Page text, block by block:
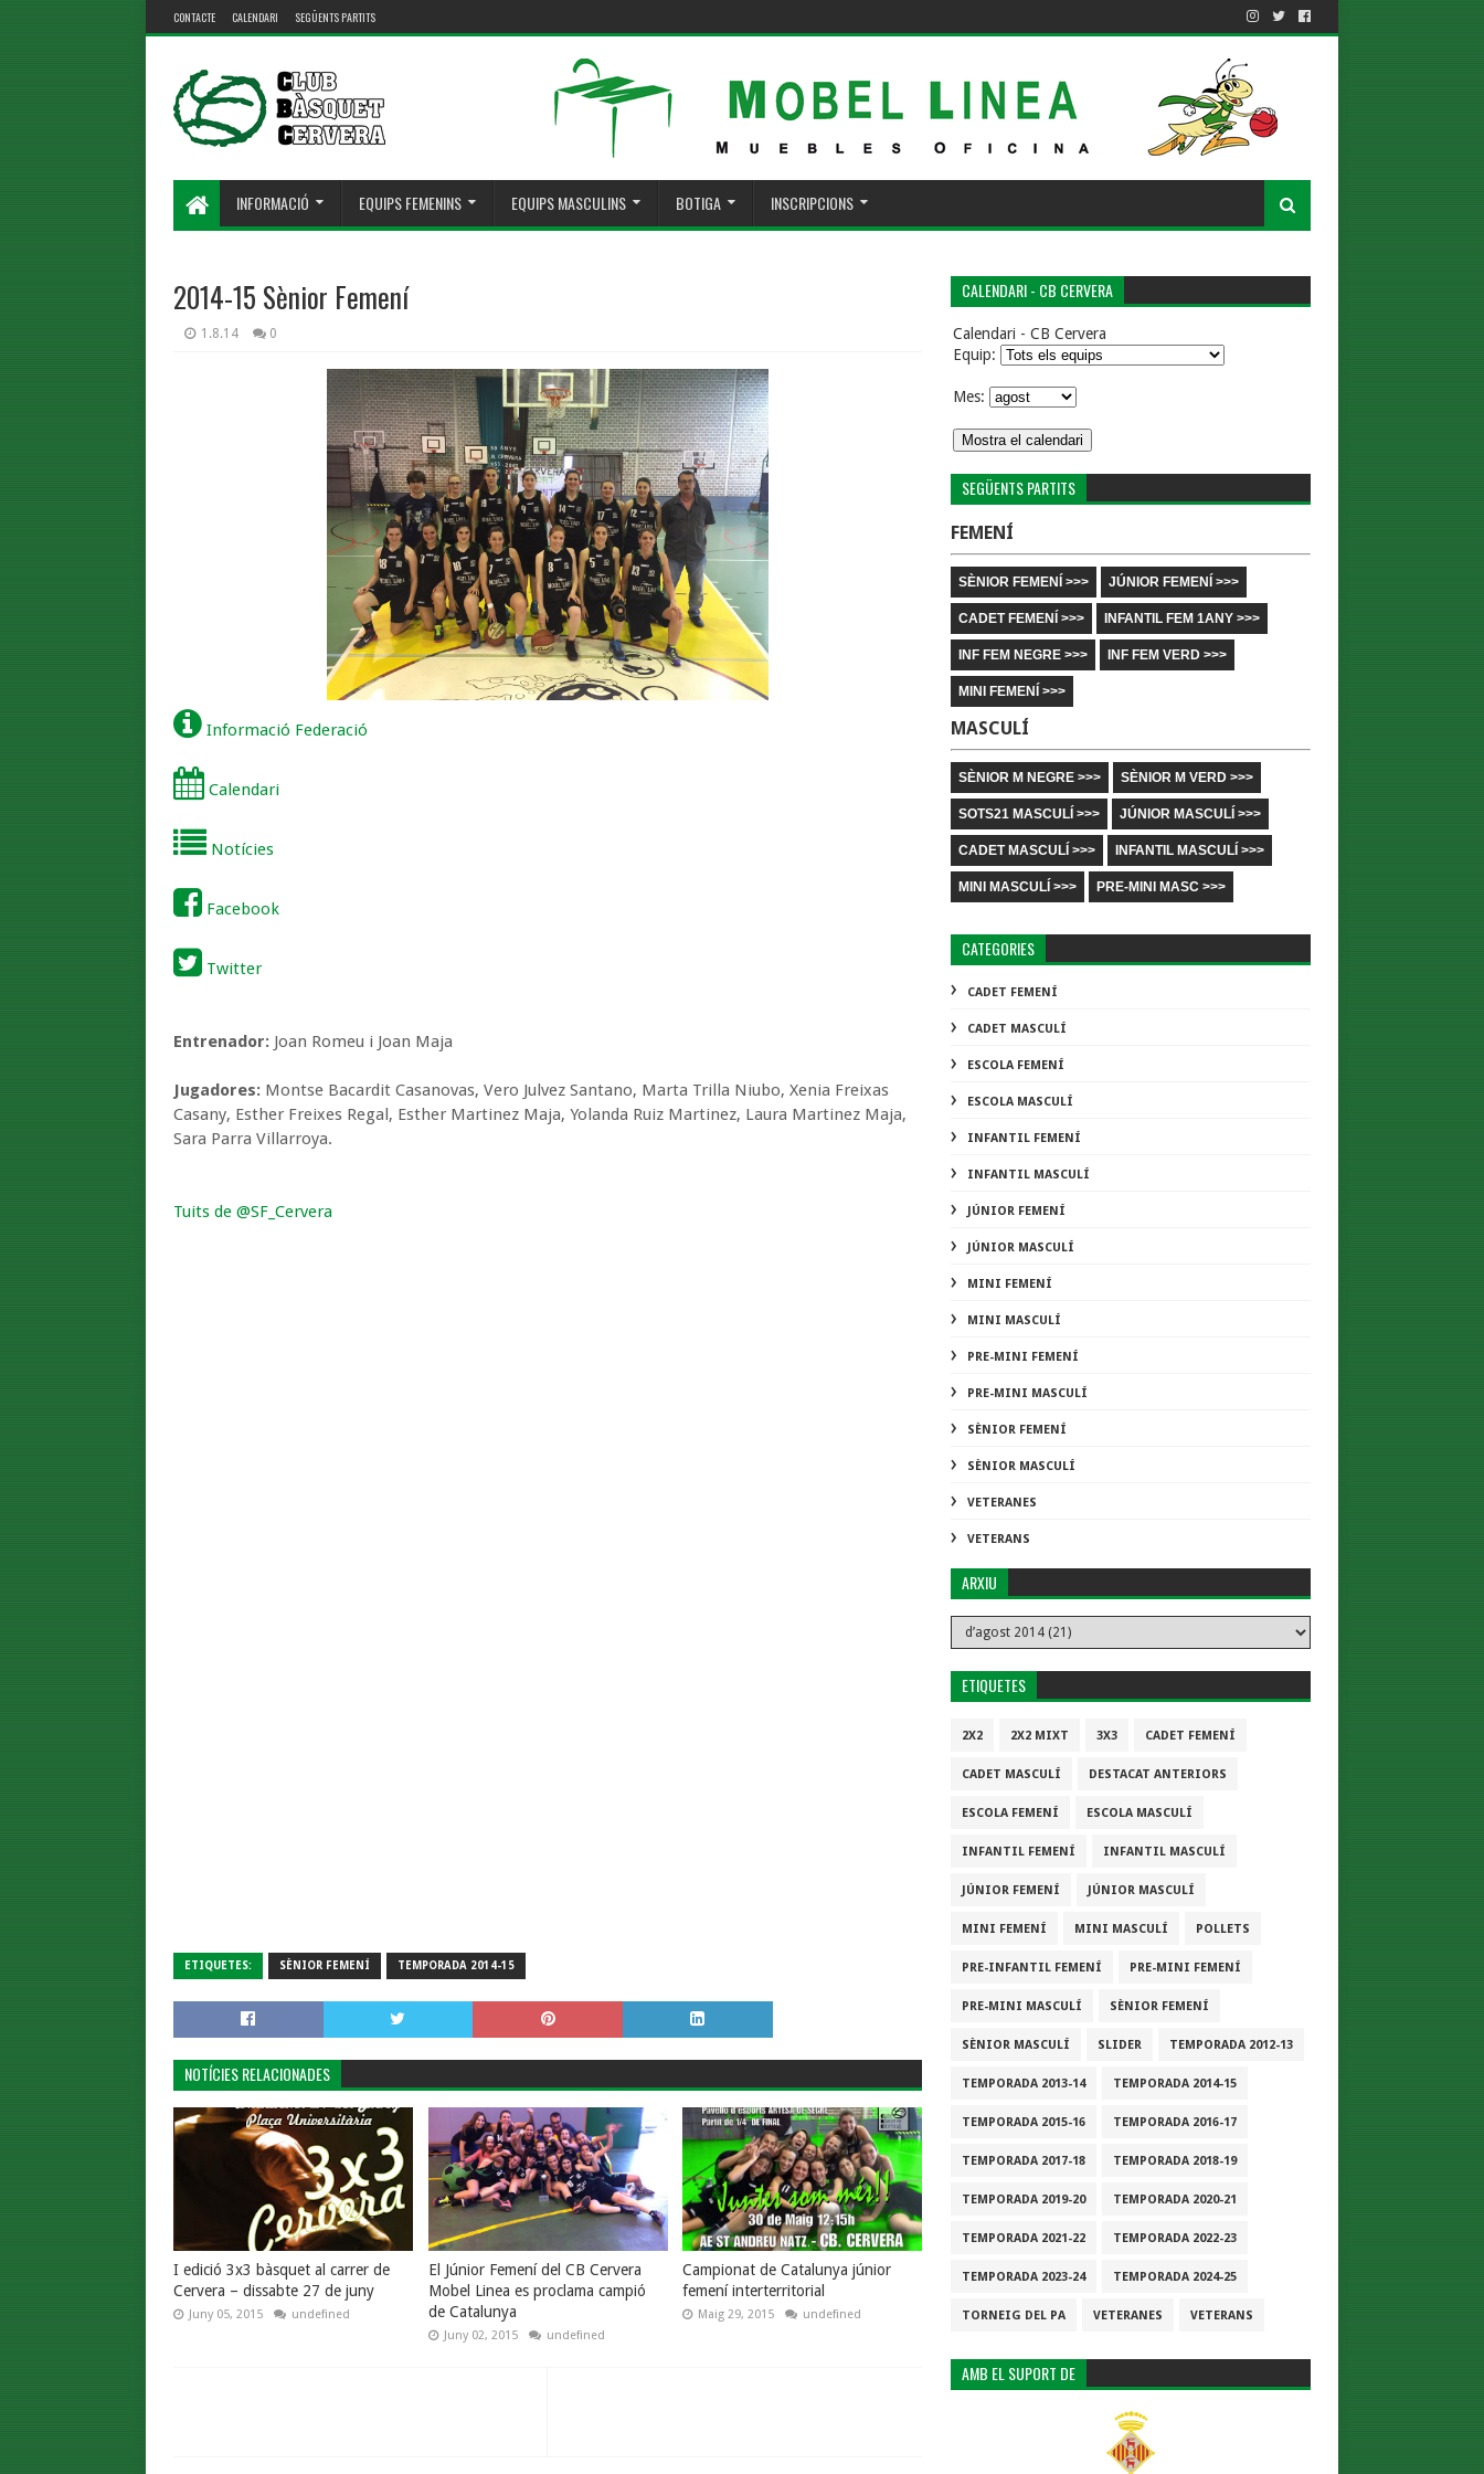
CONTACTE CALENDARI SEGÜENTS PARTITS
INFORMACIÓ EQUIPS FEMENINS EQUIPS MASCULINS BOTIGA INSCRIPCIONS
2014-15 Sènior Femení
1.8.14 0
Informació Federació
Calendari
Notícies
Facebook
Twitter
Entrenador: Joan Romeu i Joan Maja
Jugadores: Montse Bacardit Casanovas, Vero Julvez Santano, Marta Trilla Niubo, Xenia Freixas
Casany, Esther Freixes Regal, Esther Martinez Maja, Yolanda Ruiz Martinez, Laura Martinez Maja,
Sara Parra Villarroya.
Tuits de @SF_Cervera
ETIQUETES: SÈNIOR FEMENÍ TEMPORADA 2014-15
NOTÍCIES RELACIONADES
I edició 3x3 bàsquet al carrer de
Cervera – dissabte 27 de juny
Juny 05, 2015 undefined
El Júnior Femení del CB Cervera
Mobel Linea es proclama campió
de Catalunya
Juny 02, 2015 undefined
Campionat de Catalunya júnior
femení interterritorial
Maig 29, 2015 undefined
CALENDARI - CB CERVERA
Calendari - CB Cervera
Equip:
Mes:
SEGÜENTS PARTITS
FEMENÍ
SÈNIOR FEMENÍ >>> JÚNIOR FEMENÍ >>>
CADET FEMENÍ >>> INFANTIL FEM 1ANY >>>
INF FEM NEGRE >>> INF FEM VERD >>>
MINI FEMENÍ >>>
MASCULÍ
SÈNIOR M NEGRE >>> SÈNIOR M VERD >>>
SOTS21 MASCULÍ >>> JÚNIOR MASCULÍ >>>
CADET MASCULÍ >>> INFANTIL MASCULÍ >>>
MINI MASCULÍ >>> PRE-MINI MASC >>>
CATEGORIES
CADET FEMENÍ
CADET MASCULÍ
ESCOLA FEMENÍ
ESCOLA MASCULÍ
INFANTIL FEMENÍ
INFANTIL MASCULÍ
JÚNIOR FEMENÍ
JÚNIOR MASCULÍ
MINI FEMENÍ
MINI MASCULÍ
PRE-MINI FEMENÍ
PRE-MINI MASCULÍ
SÈNIOR FEMENÍ
SÈNIOR MASCULÍ
VETERANES
VETERANS
ARXIU
ETIQUETES
2X2 2X2 MIXT 3X3 CADET FEMENÍ
CADET MASCULÍ DESTACAT ANTERIORS
ESCOLA FEMENÍ ESCOLA MASCULÍ
INFANTIL FEMENÍ INFANTIL MASCULÍ
JÚNIOR FEMENÍ JÚNIOR MASCULÍ
MINI FEMENÍ MINI MASCULÍ POLLETS
PRE-INFANTIL FEMENÍ PRE-MINI FEMENÍ
PRE-MINI MASCULÍ SÈNIOR FEMENÍ
SÈNIOR MASCULÍ SLIDER TEMPORADA 2012-13
TEMPORADA 2013-14 TEMPORADA 2014-15
TEMPORADA 2015-16 TEMPORADA 2016-17
TEMPORADA 2017-18 TEMPORADA 2018-19
TEMPORADA 2019-20 TEMPORADA 2020-21
TEMPORADA 2021-22 TEMPORADA 2022-23
TEMPORADA 2023-24 TEMPORADA 2024-25
TORNEIG DEL PA VETERANES VETERANS
AMB EL SUPORT DE